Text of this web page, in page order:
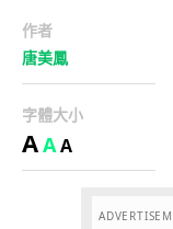
作者
唐美鳳
字體大小
AAA